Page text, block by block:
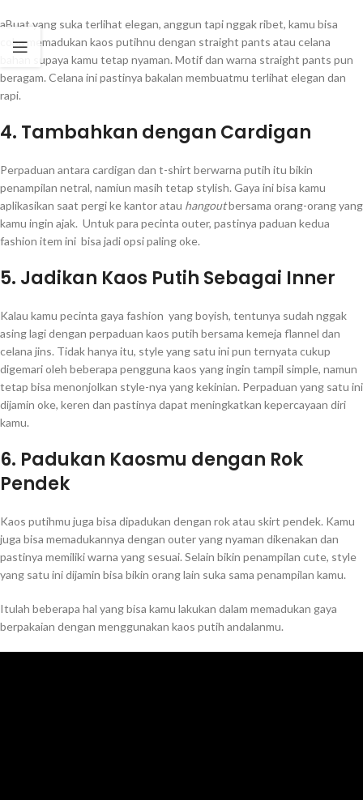
aBuat yang suka terlihat elegan, anggun tapi nggak ribet, kamu bisa
coba memadukan kaos putihnu dengan straight pants atau celana
bahan supaya kamu tetap nyaman. Motif dan warna straight pants pun
beragam. Celana ini pastinya bakalan membuatmu terlihat elegan dan
rapi.
4. Tambahkan dengan Cardigan
Perpaduan antara cardigan dan t-shirt berwarna putih itu bikin
penampilan netral, namiun masih tetap stylish. Gaya ini bisa kamu
aplikasikan saat pergi ke kantor atau hangoutbersama orang-orang yang
kamu ingin ajak. Untuk para pecinta outer, pastinya paduan kedua
fashion item ini bisa jadi opsi paling oke.
5. Jadikan Kaos Putih Sebagai Inner
Kalau kamu pecinta gaya fashion yang boyish, tentunya sudah nggak
asing lagi dengan perpaduan kaos putih bersama kemeja flannel dan
celana jins. Tidak hanya itu, style yang satu ini pun ternyata cukup
digemari oleh beberapa pengguna kaos yang ingin tampil simple, namun
tetap bisa menonjolkan style-nya yang kekinian. Perpaduan yang satu ini
dijamin oke, keren dan pastinya dapat meningkatkan kepercayaan diri
kamu.
6. Padukan Kaosmu dengan Rok
Pendek
Kaos putihmu juga bisa dipadukan dengan rok atau skirt pendek. Kamu
juga bisa memadukannya dengan outer yang nyaman dikenakan dan
pastinya memiliki warna yang sesuai. Selain bikin penampilan cute, style
yang satu ini dijamin bisa bikin orang lain suka sama penampilan kamu.
Itulah beberapa hal yang bisa kamu lakukan dalam memadukan gaya
berpakaian dengan menggunakan kaos putih andalanmu.